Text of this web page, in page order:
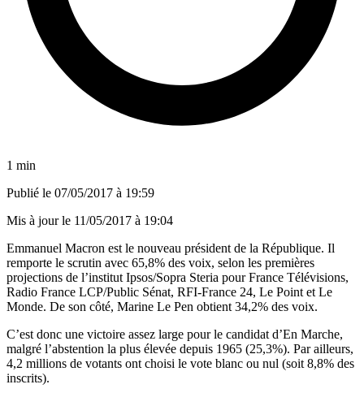
1 min
Publié le 07/05/2017 à 19:59
Mis à jour le 11/05/2017 à 19:04
Emmanuel Macron est le nouveau président de la République. Il
remporte le scrutin avec 65,8% des voix, selon les premières
projections de l’institut Ipsos/Sopra Steria pour France Télévisions,
Radio France LCP/Public Sénat, RFI-France 24, Le Point et Le
Monde. De son côté, Marine Le Pen obtient 34,2% des voix.
C’est donc une victoire assez large pour le candidat d’En Marche,
malgré l’abstention la plus élevée depuis 1965 (25,3%). Par ailleurs,
4,2 millions de votants ont choisi le vote blanc ou nul (soit 8,8% des
inscrits).